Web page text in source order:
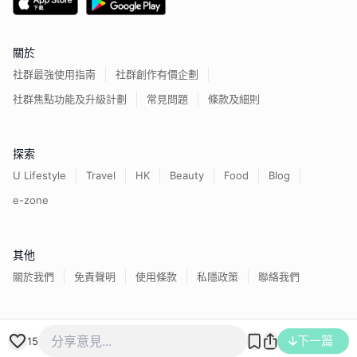
15 下一篇
關於
社群最強使用指南
社群創作有價企劃
社群焦點功能及升級計劃
常見問題 條款及細則
探索
U Lifestyle Travel HK Beauty Food
Blog
e-zone
其他
關於我們 免責聲明 使用條款 私隱政策 聯絡我們
香港經濟日報版權所有©